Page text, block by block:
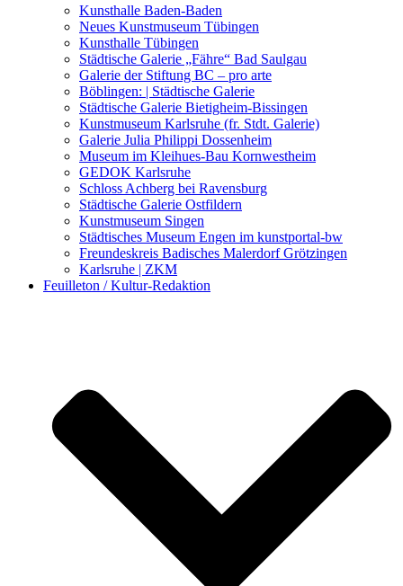
Was seither geschah
Kunstwettbewerbe, Ausschreibungen für Künstler
Kunsthalle Baden-Baden
Neues Kunstmuseum Tübingen
Kunsthalle Tübingen
Städtische Galerie „Fähre“ Bad Saulgau
Galerie der Stiftung BC – pro arte
Böblingen: | Städtische Galerie
Städtische Galerie Bietigheim-Bissingen
Kunstmuseum Karlsruhe (fr. Stdt. Galerie)
Galerie Julia Philippi Dossenheim
Museum im Kleihues-Bau Kornwestheim
GEDOK Karlsruhe
Schloss Achberg bei Ravensburg
Städtische Galerie Ostfildern
Kunstmuseum Singen
Städtisches Museum Engen im kunstportal-bw
Freundeskreis Badisches Malerdorf Grötzingen
Karlsruhe | ZKM
Feuilleton / Kultur-Redaktion